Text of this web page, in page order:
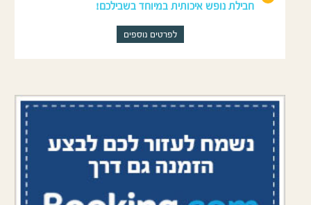
חבילת נופש איכותית במיוחד בשבילכם!
לפרטים נוספים